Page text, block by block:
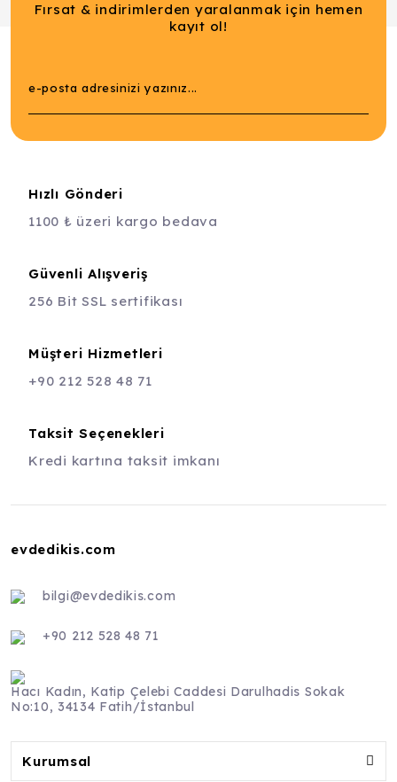
Fırsat & indirimlerden yaralanmak için hemen
kayıt ol!
Hızlı Gönderi
1100 ₺ üzeri kargo bedava
Güvenli Alışveriş
256 Bit SSL sertifikası
Müşteri Hizmetleri
+90 212 528 48 71
Taksit Seçenekleri
Kredi kartına taksit imkanı
evdedikis.com
bilgi@evdedikis.com
+90 212 528 48 71
Hacı Kadın, Katip Çelebi Caddesi Darulhadis Sokak
No:10, 34134 Fatih/İstanbul
Kurumsal